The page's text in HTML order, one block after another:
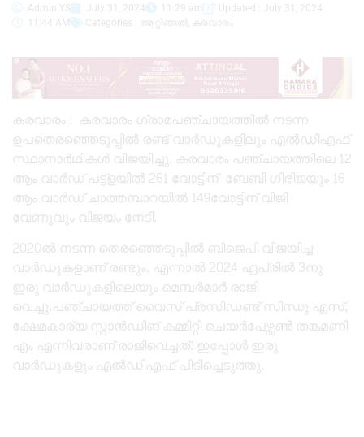
Admin YS July 31, 2024 11:29 am
Updated : July 31, 2024
11:44 AM
Categories : ആറ്റിങ്ങൽ കരവാരം
കരവാരം : കരവാരം ഗ്രാമപഞ്ചായത്തിൽ നടന്ന
ഉപതെരഞ്ഞെടുപ്പിൽ രണ്ട് വാർഡുകളിലും എൽഡിഎഫ്
സ്ഥാനാർഥികൾ വിജയിച്ചു. കരവാരം പഞ്ചായത്തിലെ 12
ആം വാർഡ് പട്ട്ളയിൽ 261 വോട്ടിന് ബേബി ഗിരിജയും 16
ആം വാർഡ് ചാത്തമ്പാറയിൽ 149വോട്ടിന് വിജി
വേണുവും വിജയം നേടി.
2020ൽ നടന്ന തെരഞ്ഞെടുപ്പിൽ ബിജെപി വിജയിച്ച
വാർഡുകളാണ് രണ്ടും. എന്നാൽ 2024 ഏപ്രിൽ 3നു
ഇരു വാർഡുകളിലെയും മെമ്പർമാർ രാജി
വെച്ചു.പഞ്ചായത്ത് വൈസ് പ്രസിഡണ്ട് സിന്ധു എസ്,
ക്ഷേമകാര്യ സ്റ്റാൻഡിങ് കമ്മിറ്റി ചെയർപേഴ്സൺ തങ്കമണി
എം എന്നിവരാണ് രാജിവെച്ചത്. ഇപ്പോൾ ഇരു
വാർഡുകളും എൽഡിഎഫ് പിടിച്ചെടുത്തു.